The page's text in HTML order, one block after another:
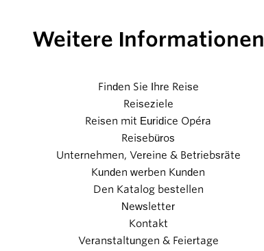
Weitere Informationen
Finden Sie Ihre Reise
Reiseziele
Reisen mit Euridice Opéra
Reisebüros
Unternehmen, Vereine & Betriebsräte
Kunden werben Kunden
Den Katalog bestellen
Newsletter
Kontakt
Veranstaltungen & Feiertage